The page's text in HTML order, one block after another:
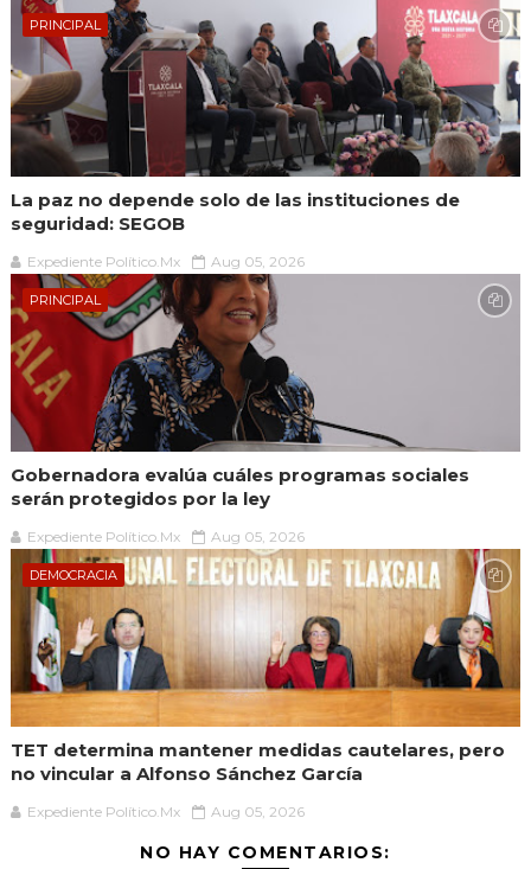
PRINCIPAL
La paz no depende solo de las instituciones de
seguridad: SEGOB
Expediente Político.Mx Aug 05, 2026
PRINCIPAL
Gobernadora evalúa cuáles programas sociales
serán protegidos por la ley
Expediente Político.Mx Aug 05, 2026
DEMOCRACIA
TET determina mantener medidas cautelares, pero
no vincular a Alfonso Sánchez García
Expediente Político.Mx Aug 05, 2026
NO HAY COMENTARIOS: